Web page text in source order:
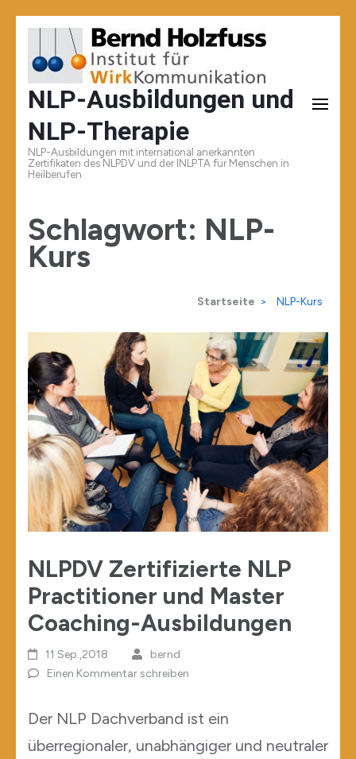
Zum
Inhalt
springen
(Enter
drücken)
NLP-Ausbildungen und
NLP-Therapie
NLP-Ausbildungen mit international anerkannten
Zertifikaten des NLPDV und der INLPTA für Menschen in
Heilberufen
Schlagwort: NLP-
Kurs
Startseite > NLP-Kurs
NLPDV Zertifizierte NLP
Practitioner und Master
Coaching-Ausbildungen
11 Sep.,2018
bernd
Einen Kommentar schreiben
Der NLP Dachverband ist ein
überregionaler, unabhängiger und neutraler